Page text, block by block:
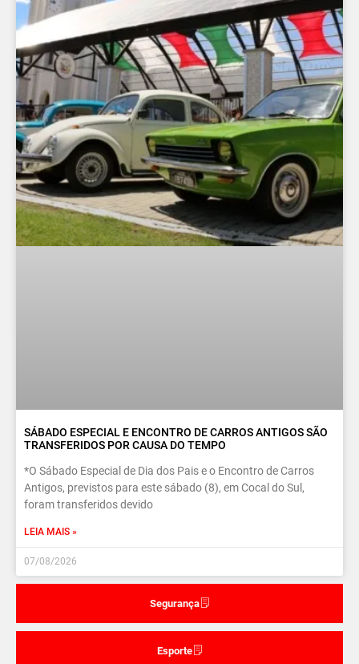
Segurança
Esporte
SÁBADO ESPECIAL E ENCONTRO DE CARROS ANTIGOS SÃO
TRANSFERIDOS POR CAUSA DO TEMPO
*O Sábado Especial de Dia dos Pais e o Encontro de Carros
Antigos, previstos para este sábado (8), em Cocal do Sul,
foram transferidos devido
LEIA MAIS »
07/08/2026